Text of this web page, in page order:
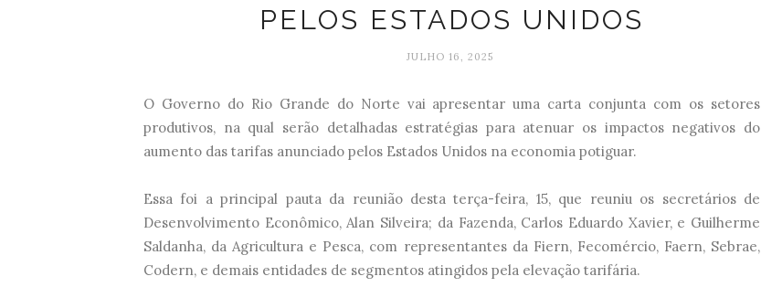
PELOS ESTADOS UNIDOS
JULHO 16, 2025
O Governo do Rio Grande do Norte vai apresentar uma carta conjunta com os setores
produtivos, na qual serão detalhadas estratégias para atenuar os impactos negativos do
aumento das tarifas anunciado pelos Estados Unidos na economia potiguar.
Essa foi a principal pauta da reunião desta terça-feira, 15, que reuniu os secretários de
Desenvolvimento Econômico, Alan Silveira; da Fazenda, Carlos Eduardo Xavier, e Guilherme
Saldanha, da Agricultura e Pesca, com representantes da Fiern, Fecomércio, Faern, Sebrae,
Codern, e demais entidades de segmentos atingidos pela elevação tarifária.